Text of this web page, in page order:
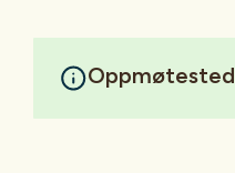
Oppmøtested